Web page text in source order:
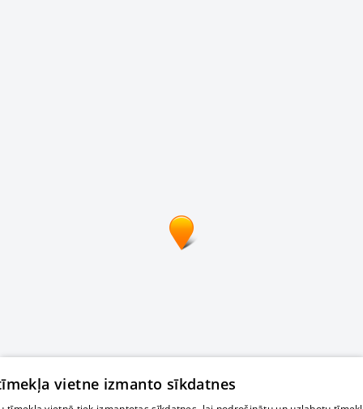
vietne izmanto sīkdatnes